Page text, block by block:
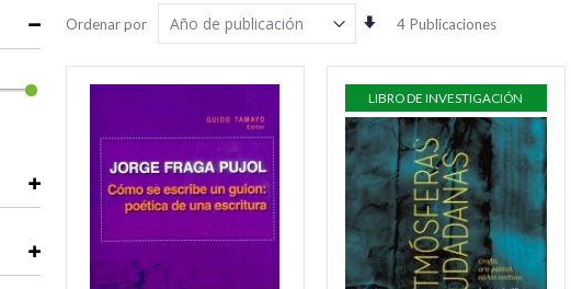
Ordenar por
Orden
4 Publicaciones
LIBRO DE INVESTIGACIÓN